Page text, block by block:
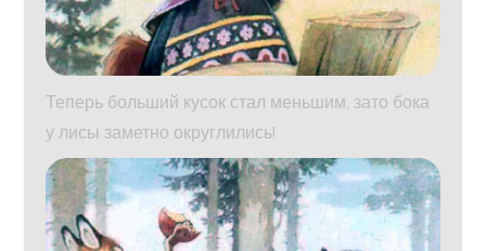
Теперь больший кусок стал меньшим, зато бока
у лисы заметно округлились!